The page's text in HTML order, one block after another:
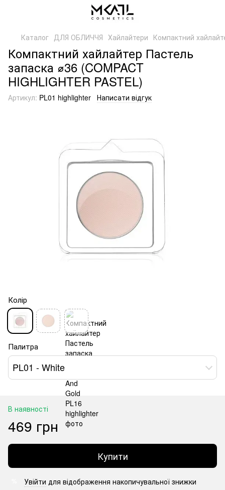
Каталог ДЛЯ ОБЛИЧЧЯ Хайлайтери Компактний
Компактний хайлайтер Пастель
запаска ⌀36 (COMPACT
HIGHLIGHTER PASTEL)
Артикул: PL01 highlighter Написати відгук
Колір
Палитра
PL01 - White
В наявності
469 грн
Купити
Увійти для відображення накопичувальної знижки